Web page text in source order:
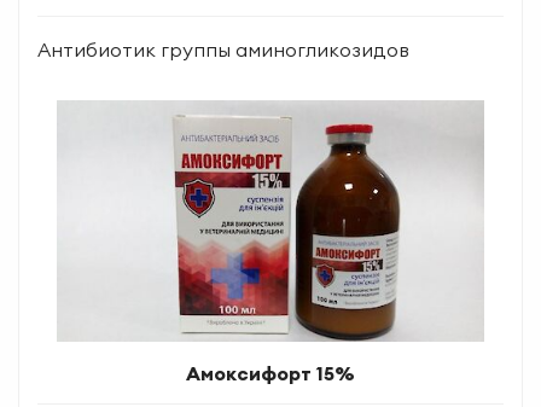
Антибиотик группы аминогликозидов
Амоксифорт 15%